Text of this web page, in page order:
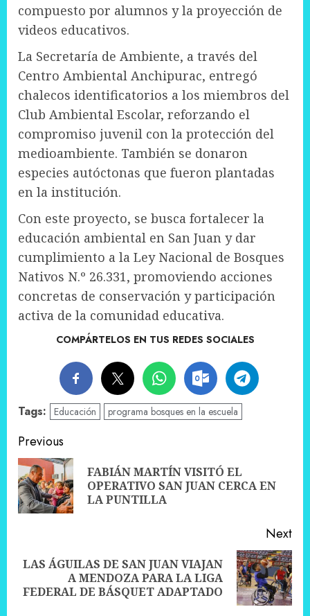
compuesto por alumnos y la proyección de
videos educativos.
La Secretaría de Ambiente, a través del
Centro Ambiental Anchipurac, entregó
chalecos identificatorios a los miembros del
Club Ambiental Escolar, reforzando el
compromiso juvenil con la protección del
medioambiente. También se donaron
especies autóctonas que fueron plantadas
en la institución.
Con este proyecto, se busca fortalecer la
educación ambiental en San Juan y dar
cumplimiento a la Ley Nacional de Bosques
Nativos N.º 26.331, promoviendo acciones
concretas de conservación y participación
activa de la comunidad educativa.
COMPÁRTELOS EN TUS REDES SOCIALES
Tags: Educación programa bosques en la escuela
Post
navigation
Previous
FABIÁN MARTÍN VISITÓ EL
OPERATIVO SAN JUAN CERCA EN
LA PUNTILLA
Next
Next
post:
LAS ÁGUILAS DE SAN JUAN VIAJAN
A MENDOZA PARA LA LIGA
FEDERAL DE BÁSQUET ADAPTADO